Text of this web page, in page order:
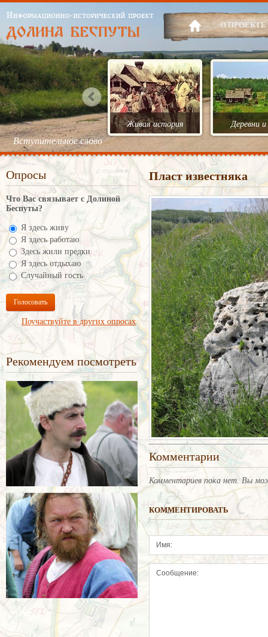
О ПРОЕКТЕ
Вступительное слово
Живая история Деревни и
Опросы
Что Вас связывает с Долиной
Беспуты?
Я здесь живу
Я здесь работаю
Здесь жили предки
Я здесь отдыхаю
Случайный гость
Голосовать
Поучаствуйте в других опросах
Рекомендуем посмотреть
Пласт известняка
Комментарии
Комментариев пока нет. Вы
КОММЕНТИРОВАТЬ